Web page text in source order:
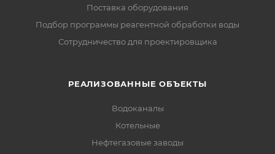
Поставка оборудования
Подбор программы реагентной обработки воды
Сотрудничество для проектировщика
РЕАЛИЗОВАННЫЕ ОБЪЕКТЫ
Водоканалы
Котельные
Нефтегазовые заводы